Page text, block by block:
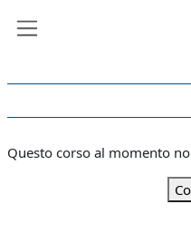
Questo corso al momento